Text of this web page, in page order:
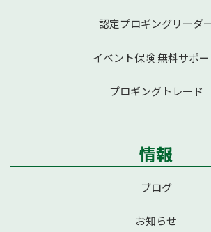
認定プロギングリーダ
イベント保険 無料サポー
プロギングトレード
情報
ブログ
お知らせ